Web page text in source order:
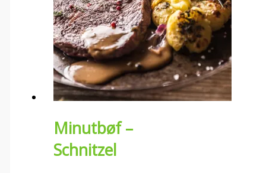
Minutbøf –
Schnitzel